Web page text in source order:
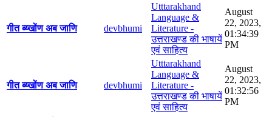
गीत ब्य्खोंण अब जाणि devbhumi
Utttarakhand
Language &
Literature -
उत्तराखण्ड की भाषायें
एवं साहित्य
August
22, 2023,
01:34:39
PM
गीत ब्य्खोंण अब जाणि devbhumi
Utttarakhand
Language &
Literature -
उत्तराखण्ड की भाषायें
एवं साहित्य
August
22, 2023,
01:32:56
PM